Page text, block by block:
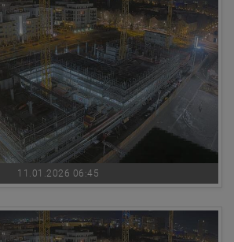
11.01.2026 06:45